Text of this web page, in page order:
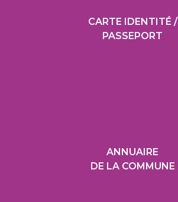
CARTE IDENTITÉ /
PASSEPORT
ANNUAIRE
DE LA COMMUNE